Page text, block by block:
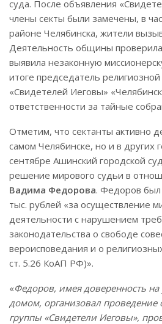
суда. После объявления
члены секты были замечены, в
районе Челябинска, жители
Деятельность общины
выявила незаконную
итоге председатель
«Свидетелей Иеговы»
ответственности за тайные
Отметим, что сектанты активно
самом Челябинске, но и в других
сентябре Ашинский городской
решение мирового судьи в
Вадима Федорова. Федоров
тыс. рублей «за осуществление
деятельности с нарушением
законодательства о свободе
вероисповедания и о
ст. 5.26 КоАП РФ)».
«Федоров, имея доверенность
домом, организовал проведение
группы «Свидетели Иеговы»,